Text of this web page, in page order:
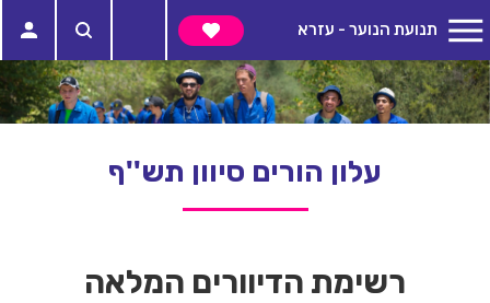
תנועת הנוער - עזרא
עלון הורים סיוון תש''ף
רשימת הדיוורים המלאה